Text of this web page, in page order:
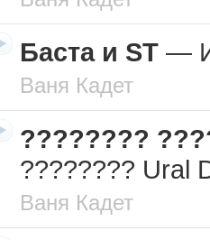
Баста и ST —
Ваня Кадет
????????
???????? Ural
Ваня Кадет